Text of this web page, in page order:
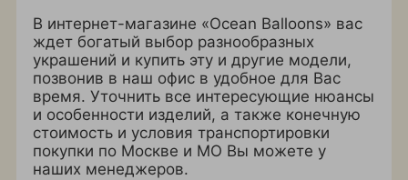
В интернет-магазине «Ocean Balloons» вас
ждет богатый выбор разнообразных
украшений и купить эту и другие модели,
позвонив в наш офис в удобное для Вас
время. Уточнить все интересующие нюансы
и особенности изделий, а также конечную
стоимость и условия транспортировки
покупки по Москве и МО Вы можете у
наших менеджеров.